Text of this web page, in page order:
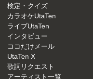
検定・クイズ
カラオケUtaTen
ライブUtaTen
インタビュー
ココだけメール
UtaTen X
歌詞リクエスト
アーティスト一覧